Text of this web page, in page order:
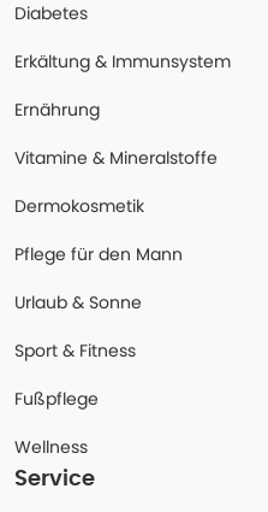
Diabetes
Erkältung & Immunsystem
Ernährung
Vitamine & Mineralstoffe
Dermokosmetik
Pflege für den Mann
Urlaub & Sonne
Sport & Fitness
Fußpflege
Wellness
Service